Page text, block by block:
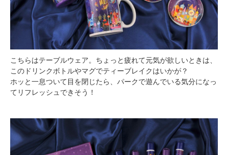
こちらはテーブルウェア。ちょっと疲れて元気が欲しいときは、
このドリンクボトルやマグでティーブレイクはいかが？
ホッと一息ついて目を閉じたら、パークで遊んでいる気分になっ
てリフレッシュできそう！